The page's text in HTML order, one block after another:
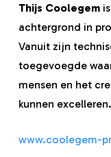
Thijs Coolegemis
achtergrond in
Vanuit zijn
toegevoegde
mensen en het
kunnen excelleren.
www.coolegem-